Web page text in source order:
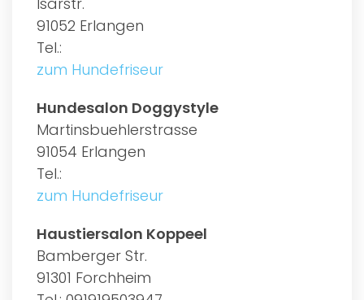
91052 Erlangen
Tel.:
zum Hundefriseur
Hundesalon Doggystyle
Martinsbuehlerstrasse
91054 Erlangen
Tel.:
zum Hundefriseur
Haustiersalon Koppeel
Bamberger Str.
91301 Forchheim